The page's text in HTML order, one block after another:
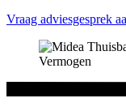
Vraag adviesgesprek